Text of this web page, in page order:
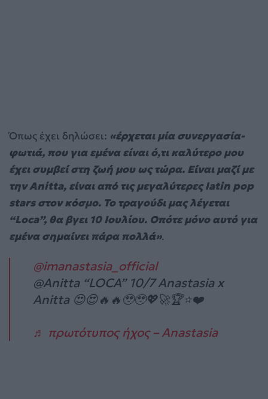
Όπως έχει δηλώσει: «έρχεται μία συνεργασία-
φωτιά, που για εμένα είναι ό,τι καλύτερο μου
έχει συμβεί στη ζωή μου ως τώρα. Είναι μαζί με
την Anitta, είναι από τις μεγαλύτερες latin pop
stars στον κόσμο. Το τραγούδι μας λέγεται
“Loca”, θα βγει 10 Ιουλίου. Οπότε μόνο αυτό για
εμένα σημαίνει πάρα πολλά».
@imanastasia_official
@Anitta “LOCA” 10/7 Anastasia x
Anitta 😍😍🔥🔥🥹🥹💖🚀🏆⭐️❤️
♬ πρωτότυπος ήχος – Anastasia